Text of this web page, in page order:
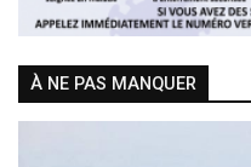
À NE PAS MANQUER